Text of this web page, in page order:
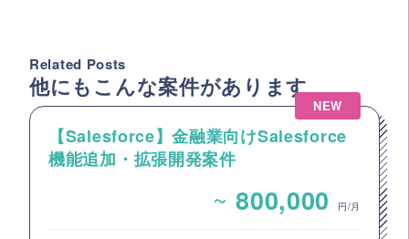
Related Posts
他にもこんな案件があります
NEW
【Salesforce】金融業向けSalesforce
機能追加・拡張開発案件
~ 800,000 円/月